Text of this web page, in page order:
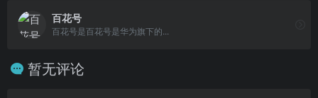
百花号
百花号是百花号是华为旗下的...
暂无评论